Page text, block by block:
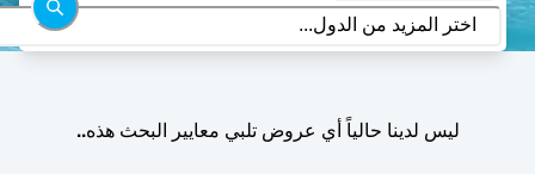
ليس لدينا حالياً أي عروض تلبي معايير البحث هذه..